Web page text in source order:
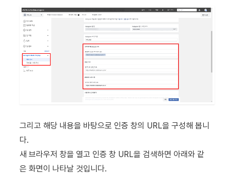
그리고 해당 내용을 바탕으로 인증 창의 URL을 구성해 봅니
다.
새 브라우저 창을 열고 인증 창 URL을 검색하면 아래와 같
은 화면이 나타날 것입니다.